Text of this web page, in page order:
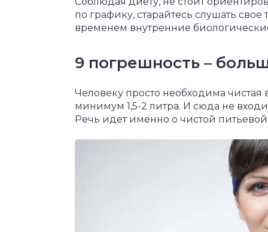
по графику, старайтесь слушать
временем внутренние
9 погрешность –
Человеку просто необходима
минимум 1,5-2 литра. И сюда не
Речь идет именно о чистой